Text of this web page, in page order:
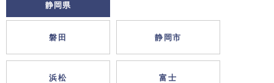
静岡県
磐田 静岡市
浜松 富士